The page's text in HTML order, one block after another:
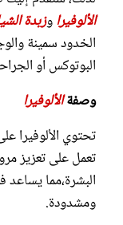
الألوفيراوزبدة
الخدود سمينة
البوتوكس أو
وصفةالألوفيرا
تحتوي الألوفيرا
تعمل على تعزيز
البشرة،مما
ومشدودة.